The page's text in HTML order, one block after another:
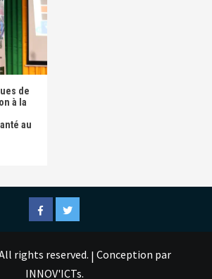
de
à la
au
FacebookTwitter
rights reserved. | Conception par
INNOV'ICTs.